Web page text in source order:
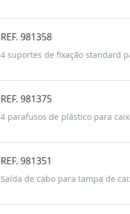
REF. 981358
4 suportes de fixação standard
REF. 981375
4 parafusos de plástico para
REF. 981351
Saída de cabo para tampa de